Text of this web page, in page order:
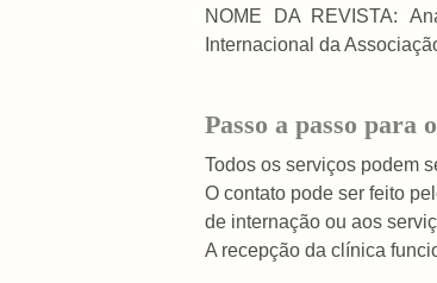
NOME DA REVISTA:
Internacional da
Passo a passo para
Todos os serviços podem
O contato pode ser feito
de internação ou aos
A recepção da clínica